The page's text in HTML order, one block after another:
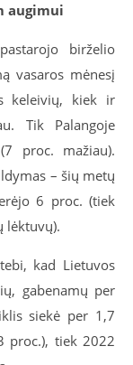
augimui
birželio
vasaros mėnesį
keleivių, kiek ir
Tik Palangoje
proc. mažiau).
– šių metų
6 proc. (tiek
lėktuvų).
kad Lietuvos
gabenamų per
siekė per 1,7
proc.), tiek 2022